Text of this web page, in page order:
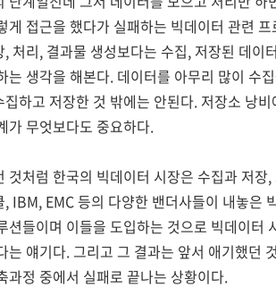
게 접근을 했다가 실패하는 빅데이터 관련
처리, 결과물 생성보다는 수집, 저장된 데
는 생각을 해본다. 데이터를 아무리 많이 수
집하고 저장한 것 밖에는 안된다. 저장소 낭
가 무엇보다도 중요하다.
것처럼 한국의 빅데이터 시장은 수집과 저
, IBM, EMC 등의 다양한 밴더사들이 내놓은
션들이며 이들을 도입하는 것으로 빅데이터
는 얘기다. 그리고 그 결과는 앞서 애기했던
과정 중에서 실패로 끝나는 상황이다.